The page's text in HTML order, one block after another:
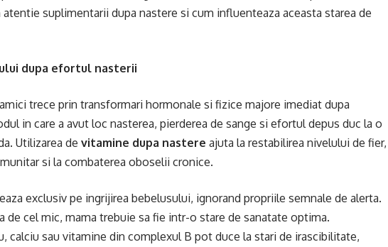
suplimentarii dupa nastere si cum influenteaza aceasta starea de
dupa efortul nasterii
trece prin transformari hormonale si fizice majore imediat dupa
in care a avut loc nasterea, pierderea de sange si efortul depus duc la o
Utilizarea de vitamine dupa nastere ajuta la restabilirea nivelului de fier,
si la combaterea oboselii cronice.
exclusiv pe ingrijirea bebelusului, ignorand propriile semnale de alerta.
de cel mic, mama trebuie sa fie intr-o stare de sanatate optima.
calciu sau vitamine din complexul B pot duce la stari de irascibilitate,